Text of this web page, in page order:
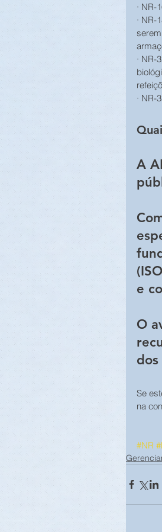
·
·
·
·
A
e
O
dos
Se
na
#NR